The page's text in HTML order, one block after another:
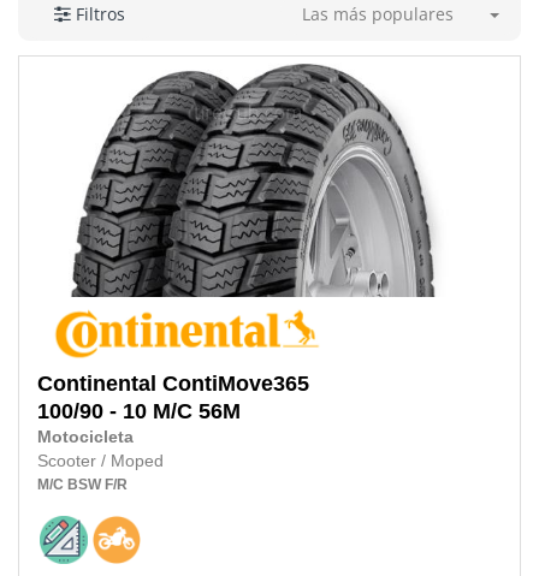
Filtros Las más populares
Continental ContiMove365
100/90 - 10 M/C 56M
Motocicleta
Scooter / Moped
M/C BSW F/R